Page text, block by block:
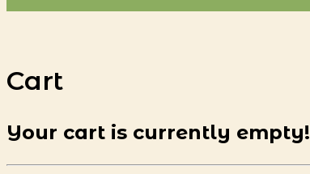
Cart
Your cart is currently empty!